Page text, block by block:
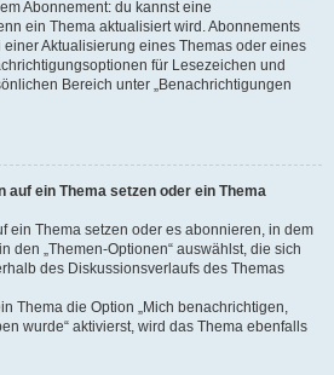
Abonnement: du kannst eine
ein Thema aktualisiert wird. Abonnements
Aktualisierung eines Themas oder eines
für Lesezeichen und
Bereich unter „Benachrichtigungen
auf ein Thema setzen oder ein Thema
ein Thema setzen oder es abonnieren, in dem
den „Themen-Optionen“ auswählst, die sich
des Diskussionsverlaufs des Themas
Thema die Option „Mich benachrichtigen,
wurde“ aktivierst, wird das Thema ebenfalls